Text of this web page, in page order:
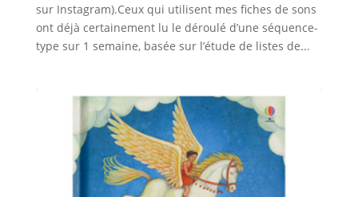
sur Instagram).Ceux qui utilisent mes fiches de sons
ont déjà certainement lu le déroulé d’une séquence-
type sur 1 semaine, basée sur l’étude de listes de...